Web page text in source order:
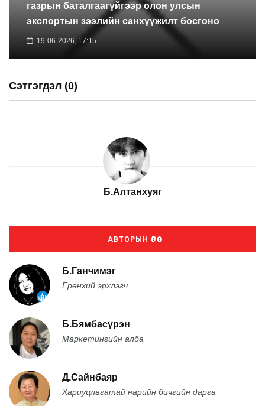
газрын баталгаагүйгээр олон улсын
экспортын зээлийн санхүүжилт босгоно
19-06-2026, 17:15
Сэтгэгдэл (0)
Б.Алтанхуяг
АВТОРЫН ӨРӨӨ
Б.Ганчимэг
Ерөнхий эрхлэгч
Б.Бямбасүрэн
Маркетингийн алба
Д.Сайнбаяр
Хариуцлагатай нарийн бичгийн дарга